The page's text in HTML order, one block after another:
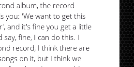
album, the record
you: 'We want to get this
and it's fine you get a little
say, fine, I can do this. I
record, I think there are
on it, but I think we